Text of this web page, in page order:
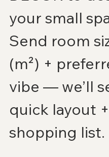
your small
Send room
(m²) +
vibe — we’ll
quick layout +
shopping list.